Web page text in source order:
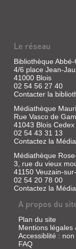
travers
les
objets
de
notre
quotidien
qui,
grossis
au
microscope,
deviennent
soudain
beaucoup
moins
!...
OEIL
JEUX
la
illustré
par
le
parcours
d'une
graine
:
un
arbre
qui
fait
une
fleur,
qui
fait
un
fruit,
qui
crée
un
noyau,
qui
crée
une
|
Laura
|
A2Mimo,
2021
été,
poussée
par
le
vent,
petite
fille
voyage
dans
le
ciel
accrochée
une
graine
de
pissenlit.
Si
Le réseau
Bibliothèque
4/6 place Jean-
41000 Blois
02 54 56 27 40
Contacter la
Médiathèque
Rue Vasco de
41043 Blois Cedex
02 54 43 31 13
Contactez la
Médiathèque
3, rue du vieux
41150 Veuzain-
02 54 20 78 00
Contactez la
A propos du
Plan du site
Mentions légales
Accessiblité :
FAQ